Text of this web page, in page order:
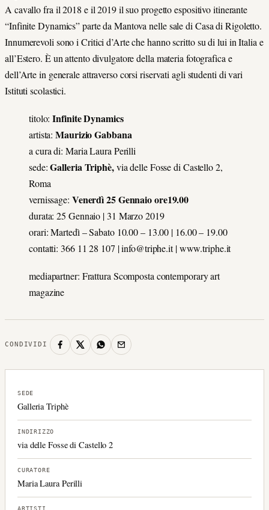
A cavallo fra il 2018 e il 2019 il suo progetto espositivo itinerante
“Infinite Dynamics” parte da Mantova nelle sale di Casa di Rigoletto.
Innumerevoli sono i Critici d’Arte che hanno scritto su di lui in Italia e
all’Estero. È un attento divulgatore della materia fotografica e
dell’Arte in generale attraverso corsi riservati agli studenti di vari
Istituti scolastici.
titolo:Infinite Dynamics
artista:Maurizio Gabbana
a cura di: Maria Laura Perilli
sede:Galleria Triphè,via delle Fosse di Castello 2,
Roma
vernissage: Venerdì 25 Gennaio ore19.00
durata: 25 Gennaio | 31 Marzo 2019
orari: Martedì – Sabato 10.00 – 13.00 | 16.00 – 19.00
contatti: 366 11 28 107 | info@triphe.it | www.triphe.it
mediapartner: Frattura Scomposta contemporary art
magazine
CONDIVIDI
SEDE
Galleria Triphè
INDIRIZZO
via delle Fosse di Castello 2
CURATORE
Maria Laura Perilli
ARTISTI